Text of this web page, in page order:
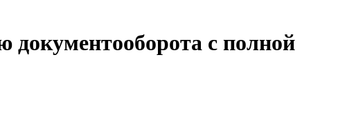
документооборота с полной